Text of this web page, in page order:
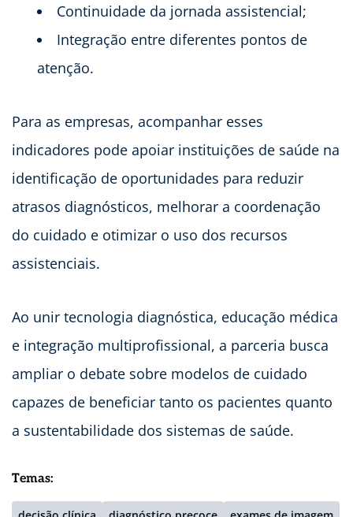
Continuidade da jornada assistencial;
Integração entre diferentes pontos de
atenção.
Para as empresas, acompanhar esses
indicadores pode apoiar instituições de saúde na
identificação de oportunidades para reduzir
atrasos diagnósticos, melhorar a coordenação
do cuidado e otimizar o uso dos recursos
assistenciais.
Ao unir tecnologia diagnóstica, educação médica
e integração multiprofissional, a parceria busca
ampliar o debate sobre modelos de cuidado
capazes de beneficiar tanto os pacientes quanto
a sustentabilidade dos sistemas de saúde.
Temas: